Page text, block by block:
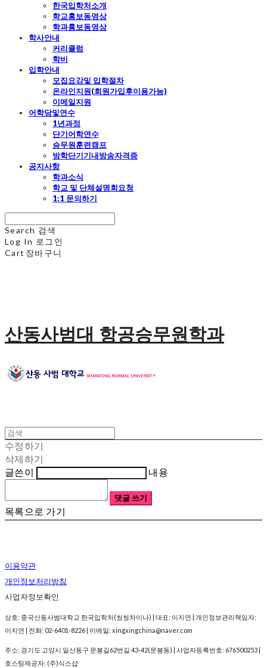
한국입학처소개
학교홍보동영상
학과홍보동영상
학사안내
커리큘럼
학비
입학안내
모집요강및 입학절차
온라인지원(회원가입후이용가능)
이메일지원
어학당및연수
1년과정
단기어학연수
승무원훈련캠프
방학단기기내방송자격증
공지사항
학과소식
학교 및 단체설명회요청
1:1 문의하기
Search 검색
Log In 로그인
Cart 장바구니
산동사범대 항공승무원학과
수정하기
삭제하기
글쓴이
내용
댓글 쓰기
목록으로 가기
이용약관
개인정보처리방침
사업자정보확인
상호: 중국산동사범대학교 한국입학처(씽씽차이나) | 대표: 이지연 | 개인정보관리책임자:
이지연 | 전화: 02-6401-8226 | 이메일: xingxingchina@naver.com
주소: 경기도 고양시 일산동구 문봉길62번길 43-42(문봉동) | 사업자등록번호: 676500253 |
호스팅제공자: (주)식스샵